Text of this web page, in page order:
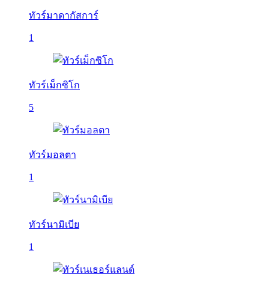
ทัวร์มาดากัสการ์
1
ทัวร์เม็กซิโก
5
ทัวร์มอลตา
1
ทัวร์นามิเบีย
1